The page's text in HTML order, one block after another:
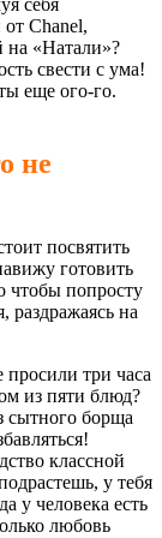
себя
Chanel,
на «Натали»?
свести с ума!
еще ого-го.
не
посвятить
готовить
чтобы попросту
раздражаясь на
три часа
из пяти блюд?
сытного борща
классной
у тебя
у человека есть
любовь